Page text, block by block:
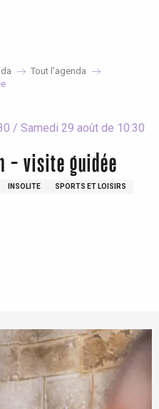
Tout l’agenda
/ Samedi 29 août de 10:30
- visite guidée
INSOLITE
SPORTS ET LOISIRS